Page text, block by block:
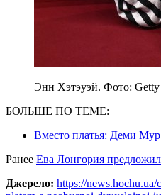
Энн Хэтэуэй. Фото: Getty
БОЛЬШЕ ПО ТЕМЕ:
Вместо платья: Деми Мур
Ранее Ева Лонгория
Джерело: https://